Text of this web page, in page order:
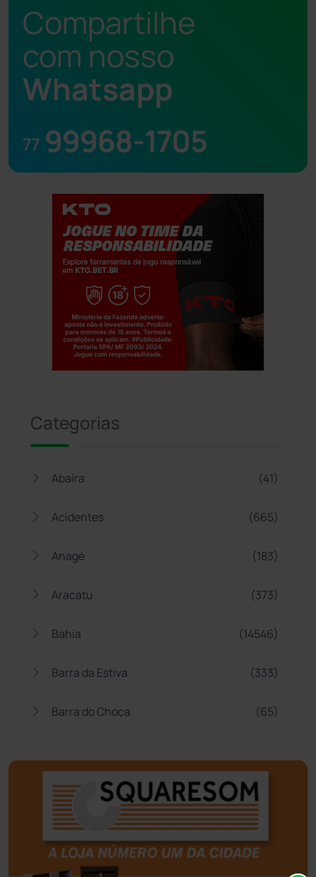
Compartilhe
com nosso
Whatsapp
77 99968-1705
Categorias
Abaíra (41)
Acidentes (665)
Anagé (183)
Aracatu (373)
Bahia (14546)
Barra da Estiva (333)
Barra do Choça (65)
Bom Jesus da Lapa (509)
Boquira (152)
Botuporã